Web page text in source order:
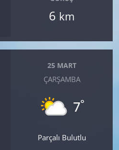
6 km
25 MART
ÇARŞAMBA
7°
Parçalı Bulutlu